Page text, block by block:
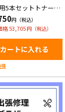
5本セットトナーカ
ッジ
格 53,705
カートに入れる